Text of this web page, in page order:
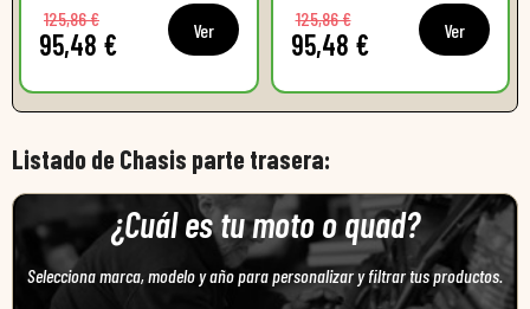
95,48 €
125,86 € Ver 95,48 €
125,86 € Ver
Listado de Chasis parte trasera:
¿Cuál es tu moto o quad?
Selecciona marca, modelo y año para personalizar y filtrar tus productos.